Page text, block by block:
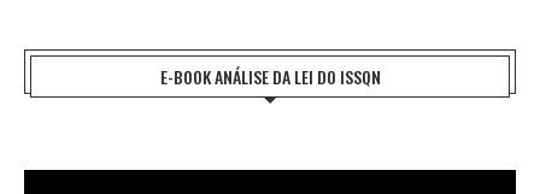
E-BOOK ANÁLISE DA LEI DO ISSQN